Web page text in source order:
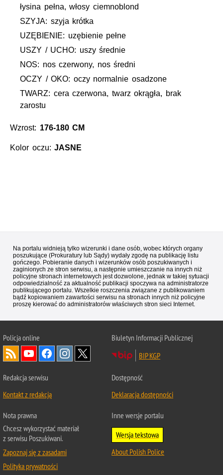
łysina pełna, włosy ciemnoblond
SZYJA: szyja krótka
UZĘBIENIE: uzębienie pełne
USZY / UCHO: uszy średnie
NOS: nos czerwony, nos średni
OCZY / OKO: oczy normalnie osadzone
TWARZ: cera czerwona, twarz okrągła, brak
zarostu
Wzrost: 176-180 CM
Kolor oczu:JASNE
Na portalu widnieją tylko wizerunki i dane osób, wobec których organy
poszukujące (Prokuratury lub Sądy) wydały zgodę na publikację listu
gończego. Pobieranie danych i wizerunków osób poszukiwanych i
zaginionych ze stron serwisu, a następnie umieszczanie na innych niż
policyjne stronach internetowych jest dozwolone, jednak w takiej sytuacji
odpowiedzialność za aktualność publikacji spoczywa na administratorze
publikującego portalu. Wszelkie roszczenia związane z publikowaniem
bądź kopiowaniem zawartości serwisu na stronach innych niż policyjne
proszę kierować do administratorów właściwych stron sieci Internet.
Policjaonline
Biuletyn Informacji Publicznej
BIP KGP
Redakcja serwisu
Kontakt z redakcją
Dostępność
Deklaracja dostępności
Nota prawna
Chcesz wykorzystać materiał
z serwisu Poszukiwani.
Zapoznaj się z zasadami
Polityka prywatności
Inne wersje portalu
Wersja tekstowa
About Polish Police